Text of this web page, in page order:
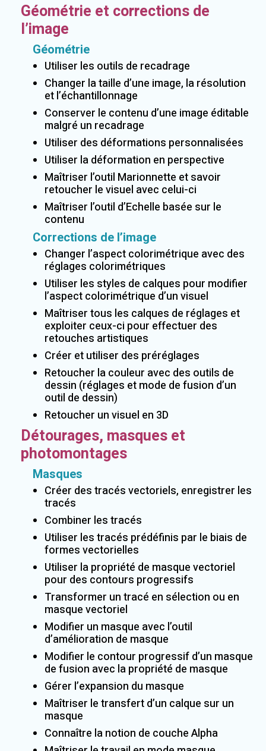
Géométrie et corrections de
l’image
Géométrie
Utiliser les outils de recadrage
Changer la taille d’une image, la résolution
et l’échantillonnage
Conserver le contenu d’une image éditable
malgré un recadrage
Utiliser des déformations personnalisées
Utiliser la déformation en perspective
Maîtriser l’outil Marionnette et savoir
retoucher le visuel avec celui-ci
Maîtriser l’outil d’Echelle basée sur le
contenu
Corrections de l’image
Changer l’aspect colorimétrique avec des
réglages colorimétriques
Utiliser les styles de calques pour modifier
l’aspect colorimétrique d’un visuel
Maîtriser tous les calques de réglages et
exploiter ceux-ci pour effectuer des
retouches artistiques
Créer et utiliser des préréglages
Retoucher la couleur avec des outils de
dessin (réglages et mode de fusion d’un
outil de dessin)
Retoucher un visuel en 3D
Détourages, masques et
photomontages
Masques
Créer des tracés vectoriels, enregistrer les
tracés
Combiner les tracés
Utiliser les tracés prédéfinis par le biais de
formes vectorielles
Utiliser la propriété de masque vectoriel
pour des contours progressifs
Transformer un tracé en sélection ou en
masque vectoriel
Modifier un masque avec l’outil
d’amélioration de masque
Modifier le contour progressif d’un masque
de fusion avec la propriété de masque
Gérer l’expansion du masque
Maîtriser le transfert d’un calque sur un
masque
Connaître la notion de couche Alpha